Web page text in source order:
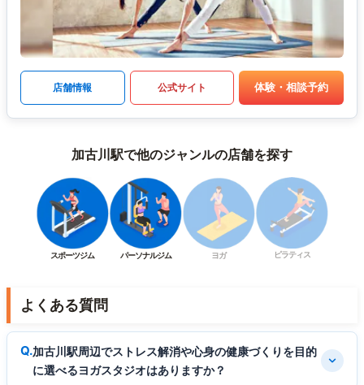
店舗情報 公式サイト 体験・相談予約
加古川駅で他のジャンルの店舗を探す
スポーツジム パーソナルジム ヨガ ピラティス
よくある質問
加古川駅周辺でストレス解消や心身の健康づくりを目的
に選べるヨガスタジオはありますか？